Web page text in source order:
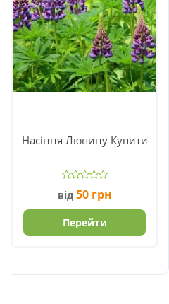
Насіння Люпину Купити
від 50 грн
Перейти